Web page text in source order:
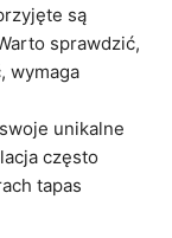
są
sprawdzić,
wymaga
unikalne
często
tapas